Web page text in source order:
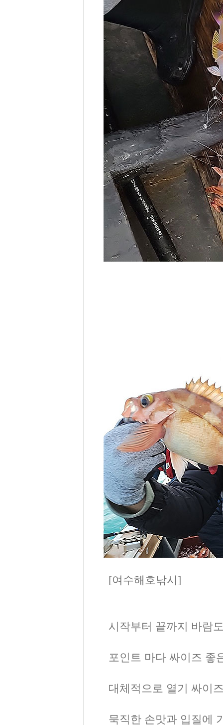
[여수해호낚시]
시작부터 끝까지 바람
포인트 마다 싸이즈 좋
대체적으로 열기 싸이
묵직한 손맛과 입질에